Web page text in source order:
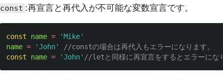
const :再宣言と再代入が不可能な変数宣言です。
const name = 'Mike'
name = 'John'
//constの場合は再代入もエラーになります。
const
name = 'John' //letと同様に再宣言をするとエラーにな